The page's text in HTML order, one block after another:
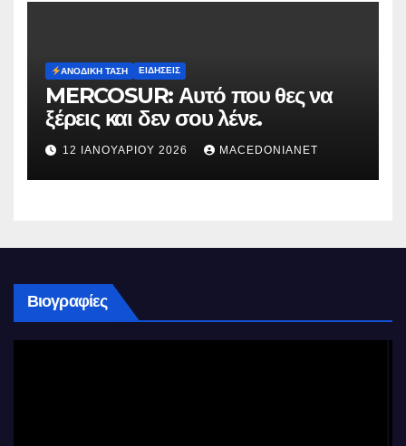
ΑΝΟΔΙΚΉ ΤΆΣΗ ΕΙΔΉΣΕΙΣ
MERCOSUR: Αυτό που θες να
ξέρεις και δεν σου λένε.
12 ΙΑΝΟΥΑΡΊΟΥ 2026 MACEDONIANET
Βιογραφίες